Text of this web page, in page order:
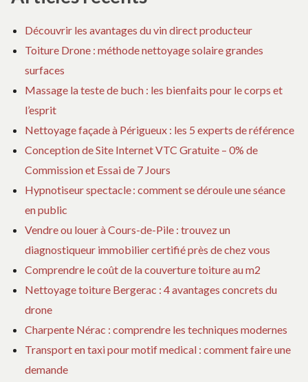
Découvrir les avantages du vin direct producteur
Toiture Drone : méthode nettoyage solaire grandes
surfaces
Massage la teste de buch : les bienfaits pour le corps et
l’esprit
Nettoyage façade à Périgueux : les 5 experts de référence
Conception de Site Internet VTC Gratuite – 0% de
Commission et Essai de 7 Jours
Hypnotiseur spectacle : comment se déroule une séance
en public
Vendre ou louer à Cours-de-Pile : trouvez un
diagnostiqueur immobilier certifié près de chez vous
Comprendre le coût de la couverture toiture au m2
Nettoyage toiture Bergerac : 4 avantages concrets du
drone
Charpente Nérac : comprendre les techniques modernes
Transport en taxi pour motif medical : comment faire une
demande